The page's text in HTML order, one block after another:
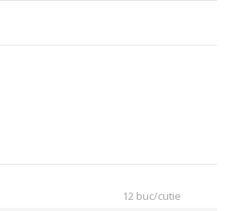
12 buc/cutie